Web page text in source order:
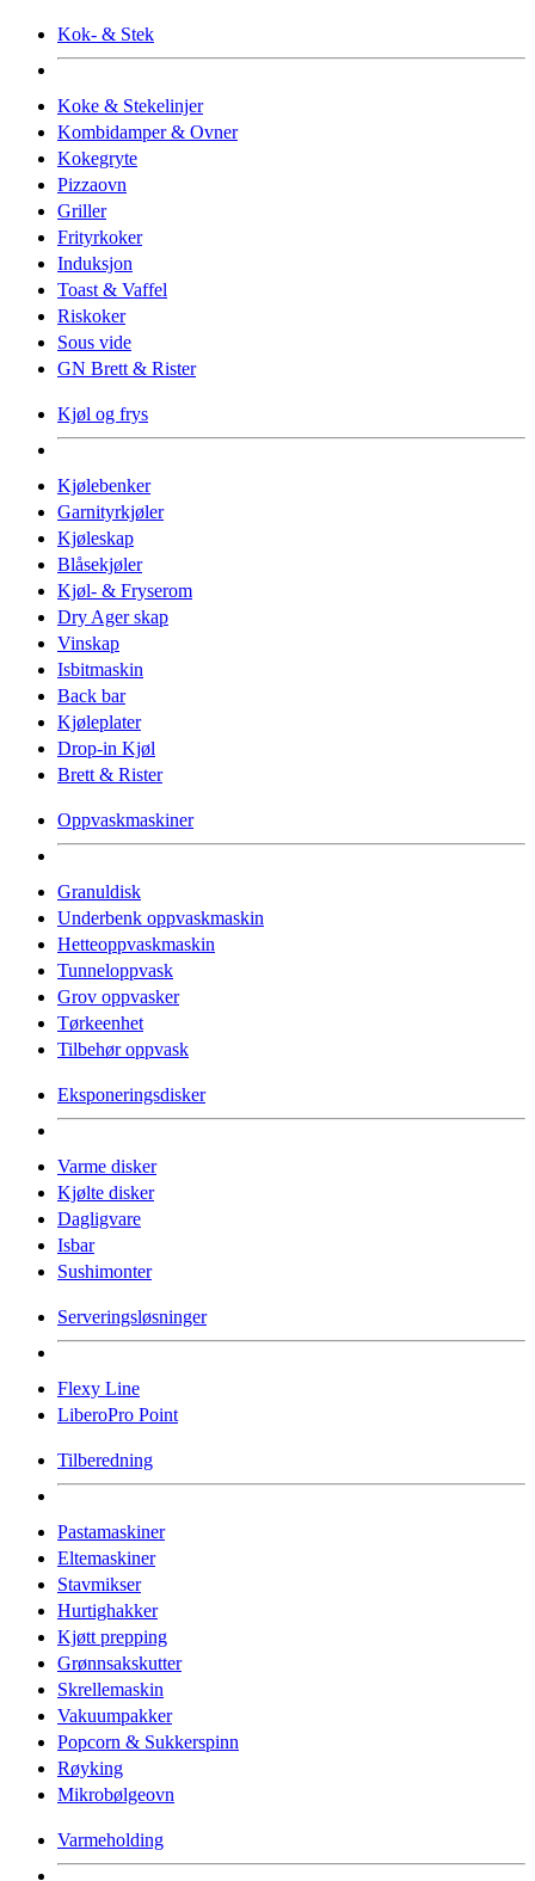
Kok- & Stek
Koke & Stekelinjer
Kombidamper & Ovner
Kokegryte
Pizzaovn
Griller
Frityrkoker
Induksjon
Toast & Vaffel
Riskoker
Sous vide
GN Brett & Rister
Kjøl og frys
Kjølebenker
Garnityrkjøler
Kjøleskap
Blåsekjøler
Kjøl- & Fryserom
Dry Ager skap
Vinskap
Isbitmaskin
Back bar
Kjøleplater
Drop-in Kjøl
Brett & Rister
Oppvaskmaskiner
Granuldisk
Underbenk oppvaskmaskin
Hetteoppvaskmaskin
Tunneloppvask
Grov oppvasker
Tørkeenhet
Tilbehør oppvask
Eksponeringsdisker
Varme disker
Kjølte disker
Dagligvare
Isbar
Sushimonter
Serveringsløsninger
Flexy Line
LiberoPro Point
Tilberedning
Pastamaskiner
Eltemaskiner
Stavmikser
Hurtighakker
Kjøtt prepping
Grønnsakskutter
Skrellemaskin
Vakuumpakker
Popcorn & Sukkerspinn
Røyking
Mikrobølgeovn
Varmeholding